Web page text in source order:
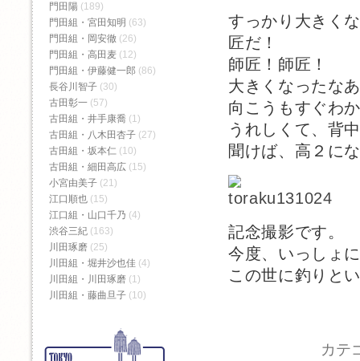
すっかり大きく
匠だ！
師匠！師匠！
大きくなったな
向こうもすぐわ
うれしくて、背
聞けば、高２に
記念撮影です。
今度、いっしょ
この世に釣りと
カテ
門田陽 (189)
門田組・宮田知明 (63)
門田組・岡安徹 (26)
門田組・高田麦 (12)
門田組・伊藤健一郎 (86)
長谷川智子 (30)
古田彰一 (57)
古田組・井手康喬 (1)
古田組・八木田杏子 (27)
古田組・坂本仁 (10)
古田組・細田高広 (15)
小宮由美子 (21)
江口順也 (15)
江口組・山口千乃 (4)
渋谷三紀 (163)
川田琢磨 (25)
川田組・堀井沙也佳 (4)
川田組・川田琢磨 (1)
川田組・藤曲旦子 (10)